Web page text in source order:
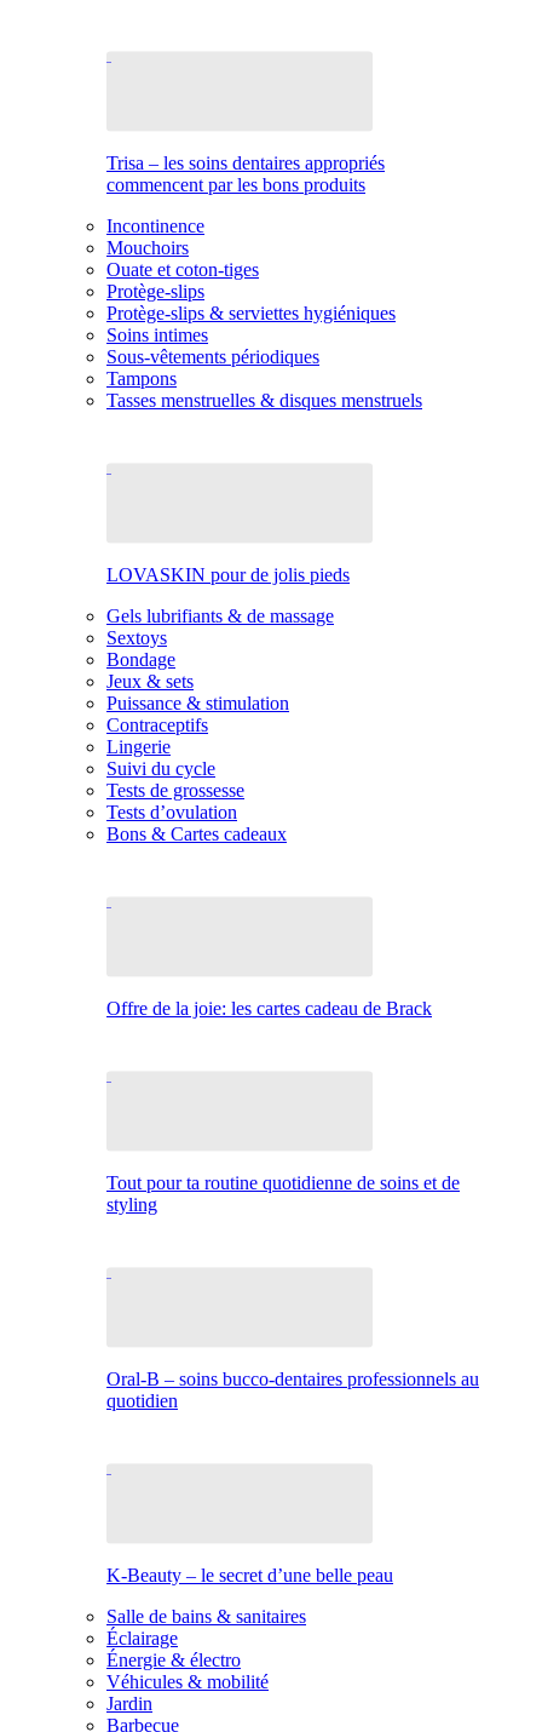
Trisa – les soins dentaires appropriés
commencent par les bons produits
Incontinence
Mouchoirs
Ouate et coton-tiges
Protège-slips
Protège-slips & serviettes hygiéniques
Soins intimes
Sous-vêtements périodiques
Tampons
Tasses menstruelles & disques menstruels
LOVASKIN pour de jolis pieds
Gels lubrifiants & de massage
Sextoys
Bondage
Jeux & sets
Puissance & stimulation
Contraceptifs
Lingerie
Suivi du cycle
Tests de grossesse
Tests d’ovulation
Bons & Cartes cadeaux
Offre de la joie: les cartes cadeau de Brack
Tout pour ta routine quotidienne de soins et de
styling
Oral-B – soins bucco-dentaires professionnels au
quotidien
K-Beauty – le secret d’une belle peau
Salle de bains & sanitaires
Éclairage
Énergie & électro
Véhicules & mobilité
Jardin
Barbecue